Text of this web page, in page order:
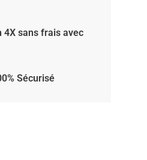
4X sans frais avec
Sécurisé